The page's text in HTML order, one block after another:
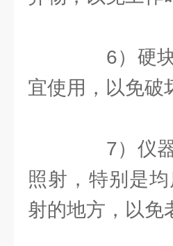
6）硬块
宜使用，以免破
7）仪器
照射，特别是
射的地方，以免